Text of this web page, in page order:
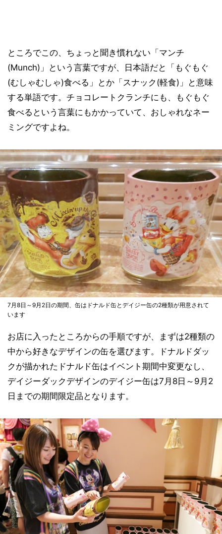
ところでこの、ちょっと聞き慣れない「マンチ
(Munch)」という言葉ですが、日本語だと「もぐもぐ
(むしゃむしゃ)食べる」とか「スナック(軽食)」と意味
する単語です。チョコレートクランチにも、もぐもぐ
食べるという言葉にもかかっていて、おしゃれなネー
ミングですよね。
7月8日～9月2日の期間、缶はドナルド缶とデイジー缶の2種類が用意されて
います
お店に入ったところからの手順ですが、まずは2種類の
中から好きなデザインの缶を選びます。ドナルドダッ
クが描かれたドナルド缶はイベント期間中変更なし、
デイジーダックデザインのデイジー缶は7月8日～9月2
日までの期間限定品となります。